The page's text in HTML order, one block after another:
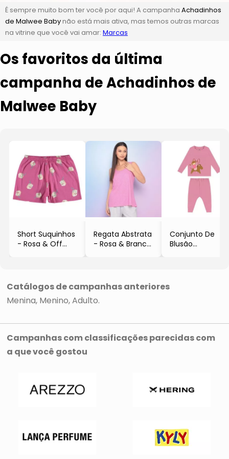
É sempre muito bom ter você por aqui! A campanha Achadinhos
de Malwee Babynão está mais ativa, mas temos outras marcas
na vitrine que você vai amar: Marcas
Os favoritos da última
campanha de Achadinhos de
Malwee Baby
Short Suquinhos
- Rosa & Off
Regata Abstrata
- Rosa & Branca
Conjunto De
Blusão
Catálogos de campanhas anteriores
Menina Menino Adulto
Campanhas com classificações parecidas com
a que você gostou